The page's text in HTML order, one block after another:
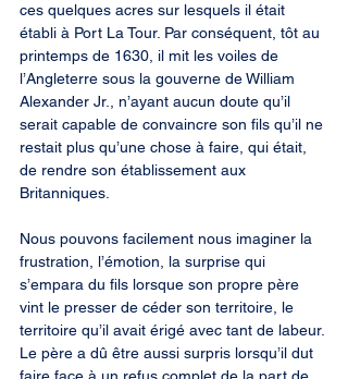
ces quelques acres sur lesquels il était
établi à Port La Tour. Par conséquent, tôt au
printemps de 1630, il mit les voiles de
l’Angleterre sous la gouverne de William
Alexander Jr., n’ayant aucun doute qu’il
serait capable de convaincre son fils qu’il ne
restait plus qu’une chose à faire, qui était,
de rendre son établissement aux
Britanniques.
Nous pouvons facilement nous imaginer la
frustration, l’émotion, la surprise qui
s’empara du fils lorsque son propre père
vint le presser de céder son territoire, le
territoire qu’il avait érigé avec tant de labeur.
Le père a dû être aussi surpris lorsqu’il dut